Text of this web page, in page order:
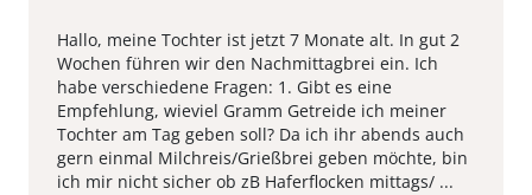
Hallo, meine Tochter ist jetzt 7 Monate alt. In gut 2
Wochen führen wir den Nachmittagbrei ein. Ich
habe verschiedene Fragen: 1. Gibt es eine
Empfehlung, wieviel Gramm Getreide ich meiner
Tochter am Tag geben soll? Da ich ihr abends auch
gern einmal Milchreis/Grießbrei geben möchte, bin
ich mir nicht sicher ob zB Haferflocken mittags/ ...